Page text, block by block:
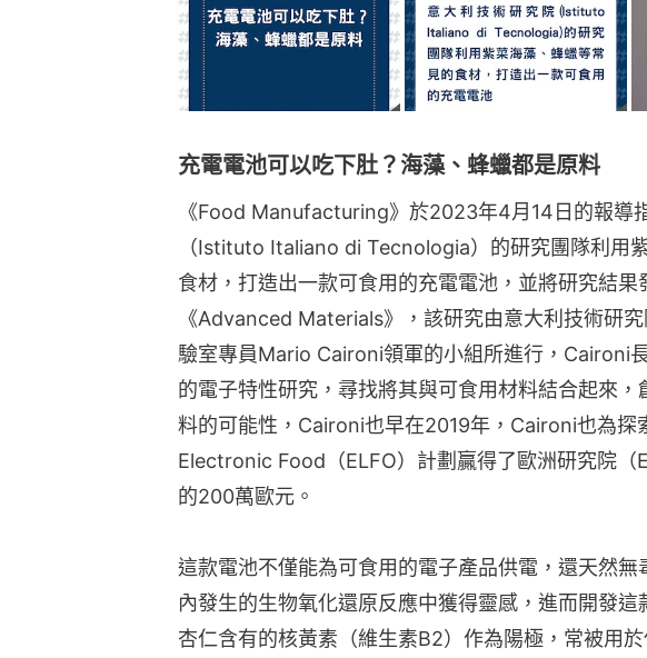
充電電池可以吃下肚？海藻、蜂蠟都是原料
《Food Manufacturing》於2023年4月14日的報導
（Istituto Italiano di Tecnologia）的研究團隊利用
食材，打造出一款可食用的充電電池，並將研究結果
《Advanced Materials》，該研究由意大利技術研
驗室專員Mario Caironi領軍的小組所進行，Caironi
的電子特性研究，尋找將其與可食用材料結合起來，
料的可能性，Caironi也早在2019年，Caironi也為探
Electronic Food（ELFO）計劃贏得了歐洲研究院（
的200萬歐元。
這款電池不僅能為可食用的電子產品供電，還天然無
內發生的生物氧化還原反應中獲得靈感，進而開發這
杏仁含有的核黃素（維生素B2）作為陽極，常被用